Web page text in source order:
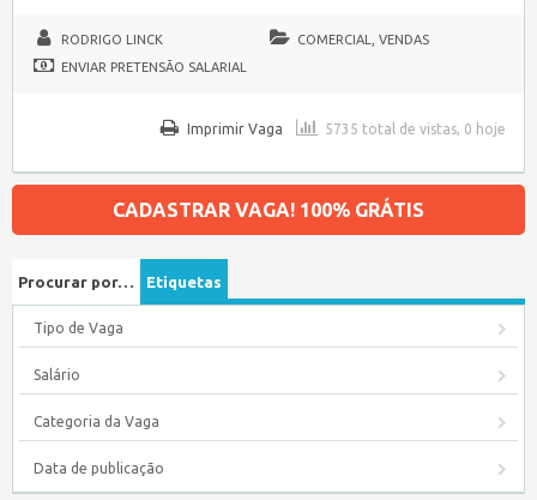
RODRIGO LINCK
COMERCIAL, VENDAS
ENVIAR PRETENSÃO SALARIAL
5735 total de vistas, 0 hoje
Imprimir Vaga
CADASTRAR VAGA! 100% GRÁTIS
Procurar por… Etiquetas
Tipo de Vaga
Salário
Categoria da Vaga
Data de publicação